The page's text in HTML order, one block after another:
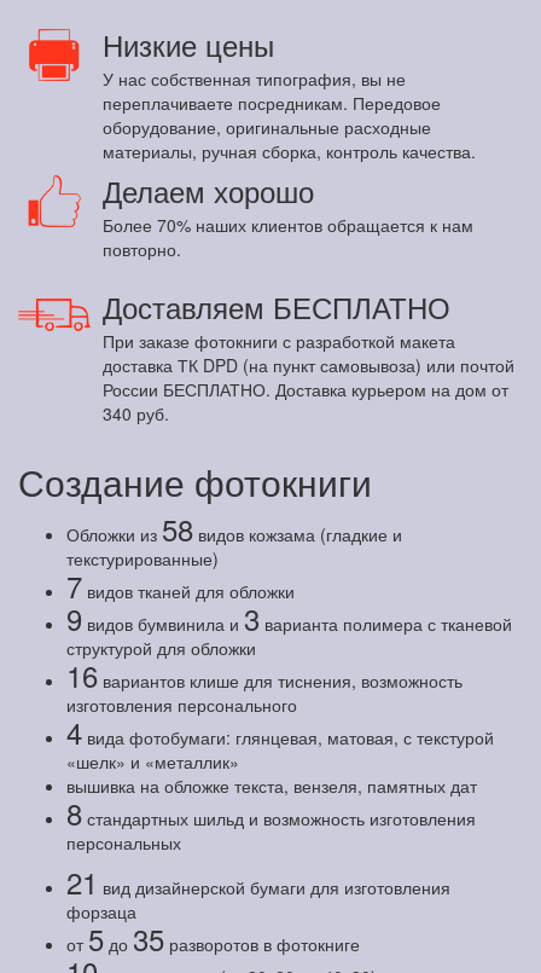
Низкие цены
У нас собственная типография, вы не
переплачиваете посредникам. Передовое
оборудование, оригинальные расходные
материалы, ручная сборка, контроль качества.
Делаем хорошо
Более 70% наших клиентов обращается к нам
повторно.
Доставляем БЕСПЛАТНО
При заказе фотокниги с разработкой макета
доставка ТК DPD (на пункт самовывоза) или почтой
России БЕСПЛАТНО. Доставка курьером на дом от
340 руб.
Создание фотокниги
Обложки из 58 видов кожзама (гладкие и
текстурированные)
7 видов тканей для обложки
9 видов бумвинила и 3 варианта полимера с тканевой
структурой для обложки
16 вариантов клише для тиснения, возможность
изготовления персонального
4 вида фотобумаги: глянцевая, матовая, с текстурой
«шелк» и «металлик»
вышивка на обложке текста, вензеля, памятных дат
8 стандартных шильд и возможность изготовления
персональных
21 вид дизайнерской бумаги для изготовления
форзаца
от 5 до 35 разворотов в фотокниге